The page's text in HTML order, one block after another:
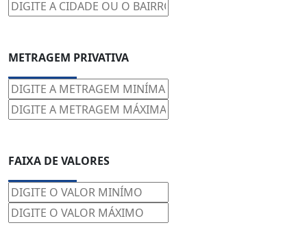
METRAGEM PRIVATIVA
FAIXA DE VALORES